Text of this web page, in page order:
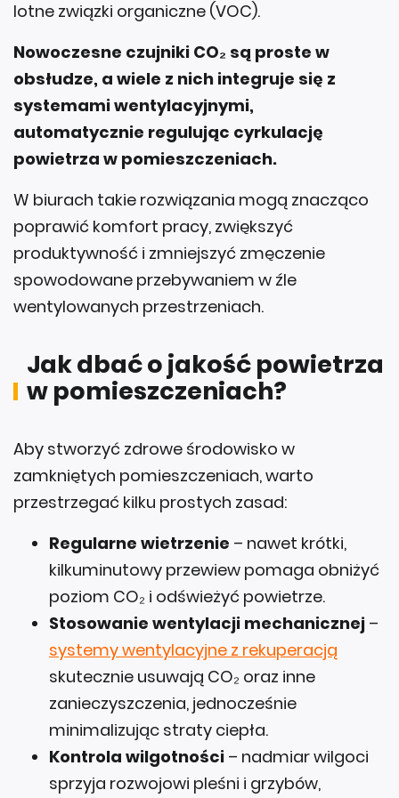
lotne związki organiczne (VOC).
Nowoczesne czujniki CO₂ są proste w
obsłudze, a wiele z nich integruje się z
systemami wentylacyjnymi,
automatycznie regulując cyrkulację
powietrza w pomieszczeniach.
W biurach takie rozwiązania mogą znacząco
poprawić komfort pracy, zwiększyć
produktywność i zmniejszyć zmęczenie
spowodowane przebywaniem w źle
wentylowanych przestrzeniach.
Jak dbać o jakość powietrza
w pomieszczeniach?
Aby stworzyć zdrowe środowisko w
zamkniętych pomieszczeniach, warto
przestrzegać kilku prostych zasad:
Regularne wietrzenie – nawet krótki,
kilkuminutowy przewiew pomaga obniżyć
poziom CO₂ i odświeżyć powietrze.
Stosowanie wentylacji mechanicznej –
systemy wentylacyjne z rekuperacją
skutecznie usuwają CO₂ oraz inne
zanieczyszczenia, jednocześnie
minimalizując straty ciepła.
Kontrola wilgotności – nadmiar wilgoci
sprzyja rozwojowi pleśni i grzybów,